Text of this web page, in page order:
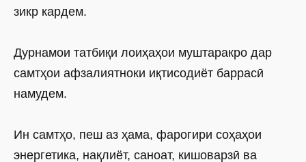
зикр кардем.
Дурнамои татбиқи лоиҳаҳои муштаракро дар
самтҳои афзалиятноки иқтисодиёт баррасӣ
намудем.
Ин самтҳо, пеш аз ҳама, фарогири соҳаҳои
энергетика, нақлиёт, саноат, кишоварзӣ ва